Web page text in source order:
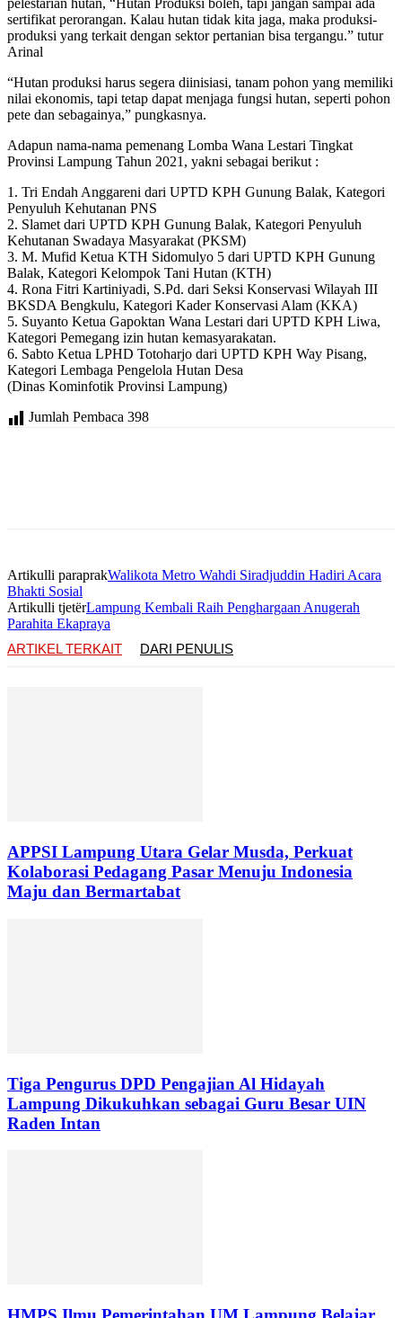
pelestarian hutan, “Hutan Produksi boleh, tapi jangan sampai ada
sertifikat perorangan. Kalau hutan tidak kita jaga, maka produksi-
produksi yang terkait dengan sektor pertanian bisa tergangu.” tutur
Arinal
“Hutan produksi harus segera diinisiasi, tanam pohon yang memiliki
nilai ekonomis, tapi tetap dapat menjaga fungsi hutan, seperti pohon
pete dan sebagainya,” pungkasnya.
Adapun nama-nama pemenang Lomba Wana Lestari Tingkat
Provinsi Lampung Tahun 2021, yakni sebagai berikut :
1. Tri Endah Anggareni dari UPTD KPH Gunung Balak, Kategori
Penyuluh Kehutanan PNS
2. Slamet dari UPTD KPH Gunung Balak, Kategori Penyuluh
Kehutanan Swadaya Masyarakat (PKSM)
3. M. Mufid Ketua KTH Sidomulyo 5 dari UPTD KPH Gunung
Balak, Kategori Kelompok Tani Hutan (KTH)
4. Rona Fitri Kartiniyadi, S.Pd. dari Seksi Konservasi Wilayah III
BKSDA Bengkulu, Kategori Kader Konservasi Alam (KKA)
5. Suyanto Ketua Gapoktan Wana Lestari dari UPTD KPH Liwa,
Kategori Pemegang izin hutan kemasyarakatan.
6. Sabto Ketua LPHD Totoharjo dari UPTD KPH Way Pisang,
Kategori Lembaga Pengelola Hutan Desa
(Dinas Kominfotik Provinsi Lampung)
Jumlah Pembaca 398
Artikulli paraprakWalikota Metro Wahdi Siradjuddin Hadiri Acara
Bhakti Sosial
Artikulli tjetërLampung Kembali Raih Penghargaan Anugerah
Parahita Ekapraya
ARTIKEL TERKAIT
DARI PENULIS
APPSI Lampung Utara Gelar Musda, Perkuat
Kolaborasi Pedagang Pasar Menuju Indonesia
Maju dan Bermartabat
Tiga Pengurus DPD Pengajian Al Hidayah
Lampung Dikukuhkan sebagai Guru Besar UIN
Raden Intan